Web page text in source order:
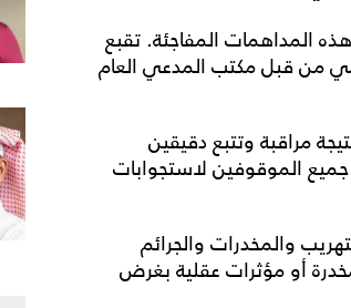
المداهمات المفاجئة. تقبع
من قبل مكتب المدعي العام
مراقبة وتتبع دقيقين
الموقوفين لاستجوابات
والمخدرات والجرائم
مخدرة أو مؤثرات عقلية بغرض